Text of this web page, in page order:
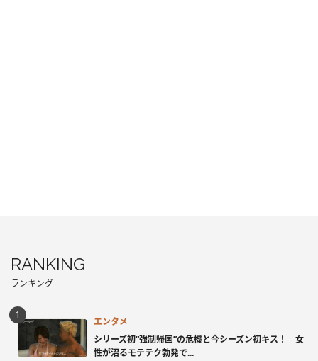
RANKING
ランキング
エンタメ
シリーズ初“強制帰国”の危機と今シーズン初キス！ 女
性が沼るモテテク勃発で...